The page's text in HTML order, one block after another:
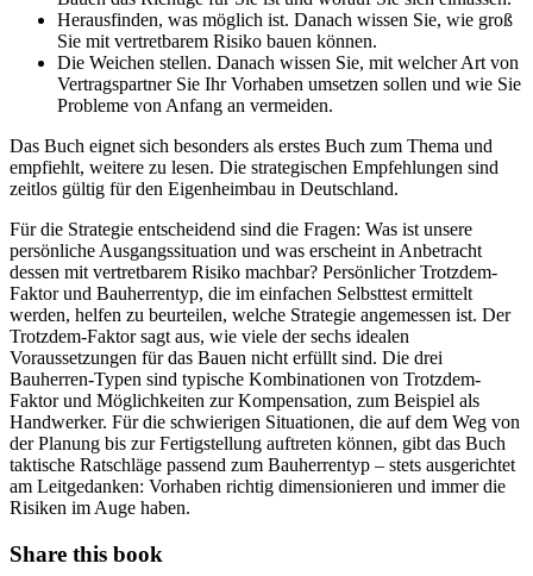
Herausfinden, was möglich ist. Danach wissen Sie, wie groß
Sie mit vertretbarem Risiko bauen können.
Die Weichen stellen. Danach wissen Sie, mit welcher Art von
Vertragspartner Sie Ihr Vorhaben umsetzen sollen und wie Sie
Probleme von Anfang an vermeiden.
Das Buch eignet sich besonders als erstes Buch zum Thema und
empfiehlt, weitere zu lesen. Die strategischen Empfehlungen sind
zeitlos gültig für den Eigenheimbau in Deutschland.
Für die Strategie entscheidend sind die Fragen: Was ist unsere
persönliche Ausgangssituation und was erscheint in Anbetracht
dessen mit vertretbarem Risiko machbar? Persönlicher Trotzdem-
Faktor und Bauherrentyp, die im einfachen Selbsttest ermittelt
werden, helfen zu beurteilen, welche Strategie angemessen ist. Der
Trotzdem-Faktor sagt aus, wie viele der sechs idealen
Voraussetzungen für das Bauen nicht erfüllt sind. Die drei
Bauherren-Typen sind typische Kombinationen von Trotzdem-
Faktor und Möglichkeiten zur Kompensation, zum Beispiel als
Handwerker. Für die schwierigen Situationen, die auf dem Weg von
der Planung bis zur Fertigstellung auftreten können, gibt das Buch
taktische Ratschläge passend zum Bauherrentyp – stets ausgerichtet
am Leitgedanken: Vorhaben richtig dimensionieren und immer die
Risiken im Auge haben.
Share this book